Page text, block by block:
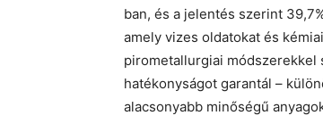
ban, és a jelentés szerint
amely vizes oldatokat és
pirometallurgiai módszerekkel
hatékonyságot garantál –
alacsonyabb minőségű